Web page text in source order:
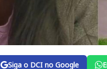
Siga o DCI no Google